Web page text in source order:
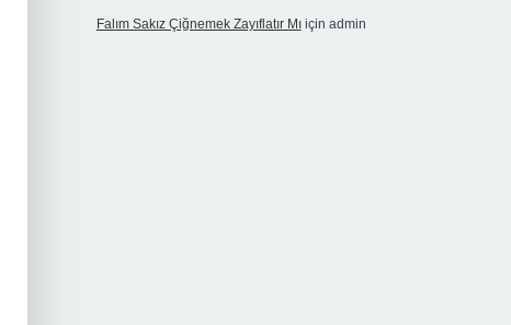
Falım Sakız Çiğnemek Zayıflatır Mıiçin admin